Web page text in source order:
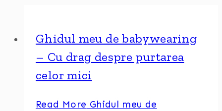
Ghidul meu de babywearing
– Cu drag despre purtarea
celor mici
Read More Ghidul meu de